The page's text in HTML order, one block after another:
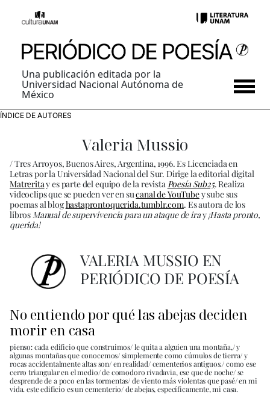
Una publicación editada por la
Universidad Nacional Autónoma de
México
ÍNDICE DE AUTORES
Valeria Mussio
/ Tres Arroyos, Buenos Aires, Argentina, 1996. Es Licenciada en
Letras por la Universidad Nacional del Sur. Dirige la editorial digital
Matreritay es parte del equipo de la revistaPoesía Sub25. Realiza
videoclips que se pueden ver en sucanal de YouTubey sube sus
poemas al bloghastaprontoquerida.tumblr.com. Es autora de los
librosManual de supervivencia para un ataque de iray¡Hasta pronto,
querida!
VALERIA MUSSIO EN
PERIÓDICO DE POESÍA
No entiendo por qué las abejas deciden
morir en casa
pienso: cada edificio que construimos/ le quita a alguien una montaña,/ y
algunas montañas que conocemos/ simplemente como cúmulos de tierra/ y
rocas accidentalmente altas son/ en realidad/ cementerios antiguos./ como ese
cerro triangular en el medio/ de comodoro rivadavia, ese que de noche/ se
desprende de a poco en las tormentas/ de viento más violentas que pasé/ en mi
vida. este edificio es un cementerio/ de abejas, específicamente, mi casa.